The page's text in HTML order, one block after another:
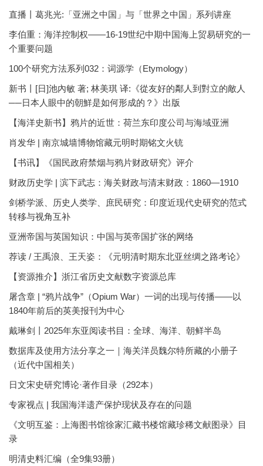
直播丨葛兆光:「亚洲之中国」与「世界之中国」系列讲座
李伯重：海洋控制权——16-19世纪中期中国海上贸易研究的一
个重要问题
100个研究方法系列032：词源学（Etymology）
新书丨[日]池內敏 著; 林美琪 译:《從友好的鄰人到對立的敵人
──日本人眼中的朝鮮是如何形成的？》出版
【海洋史新书】鸦片的近世：荷兰东印度公司与海域亚洲
肖发华 | 南京城墙博物馆藏元明时期铭文火铳
【书讯】《国民政府禁烟与鸦片财政研究》评介
财政历史学 | 滨下武志：海关财政与清末财政：1860—1910
剑桥学派、历史人类学、庶民研究：印度近现代史研究的范式
转移与视角互补
亚洲帝国与英国知识：中国与英帝国扩张的网络
荐读 / 王禹浪、王天姿：《元明清时期东北亚丝绸之路考论》
【资源推介】浙江省历史文献数字资源总库
屠含章 | “鸦片战争”（Opium War）一词的出现与传播——以
1840年前后的英美报刊为中心
戴琳剑丨2025年东亚阅读书目：全球、海洋、朝鲜半岛
数据库及使用方法分享之一｜海关洋员魏尔特所藏的小册子
（近代中国相关）
日文宋史研究博论·著作目录（292本）
专家视点 | 我国海洋遗产保护现状及存在的问题
《文明互鉴：上海图书馆徐家汇藏书楼馆藏珍稀文献图录》目
录
明清史料汇编（全9集93册）